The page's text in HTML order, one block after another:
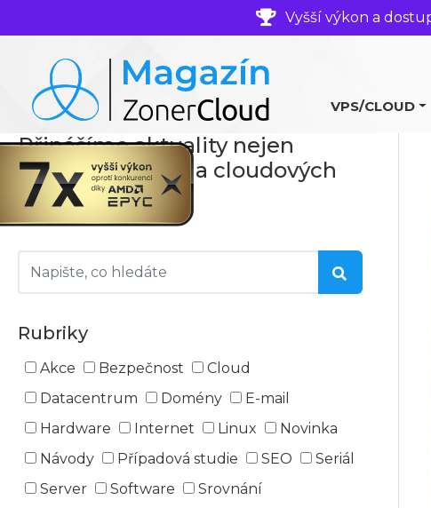
Vyšší výkon a
VPS/CLOUD
Přinášíme aktuality nejen
ze světa serverů a cloudových
technologií
Rubriky
Akce Bezpečnost
Cloud
Datacentrum
Domény
E-mail
Hardware
Internet Linux
Novinka
Návody
Případová studie SEO
Seriál
Server
Software
Srovnání